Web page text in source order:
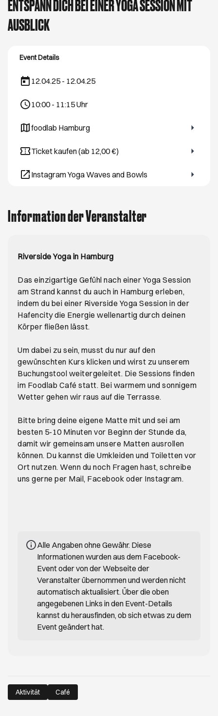
ENTSPANN DICH BEI EINER YOGA SESSION MIT
AUSBLICK
Event Details
12.04.25 - 12.04.25
10:00 - 11:15Uhr
foodlab Hamburg
Öffnet ein neues Browser-Tab
Ticket kaufen (ab 12,00 €)
Öffnet ein neues Browser-Tab
Instagram Yoga Waves and Bowls
Öffnet ein neues Browser-Tab
Information der Veranstalter
Riverside Yoga in Hamburg
Das einzigartige Gefühl nach einer Yoga Session
am Strand kannst du auch in Hamburg erleben,
indem du bei einer Riverside Yoga Session in der
Hafencity die Energie wellenartig durch deinen
Körper fließen lässt.
Um dabei zu sein, musst du nur auf den
gewünschten Kurs klicken und wirst zu unserem
Buchungstool weitergeleitet. Die Sessions finden
im Foodlab Café statt. Bei warmem und sonnigem
Wetter gehen wir raus auf die Terrasse.
Bitte bring deine eigene Matte mit und sei am
besten 5-10 Minuten vor Beginn der Stunde da,
damit wir gemeinsam unsere Matten ausrollen
können. Du kannst die Umkleiden und Toiletten vor
Ort nutzen. Wenn du noch Fragen hast, schreibe
uns gerne per Mail, Facebook oder Instagram.
Alle Angaben ohne Gewähr. Diese
Informationen wurden aus dem Facebook-
Event oder von der Webseite der
Veranstalter übernommen und werden nicht
automatisch aktualisiert. Über die oben
angegebenen Links in den Event-Details
kannst du herausfinden, ob sich etwas zu dem
Event geändert hat.
Aktivität Café